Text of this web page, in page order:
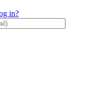
in?